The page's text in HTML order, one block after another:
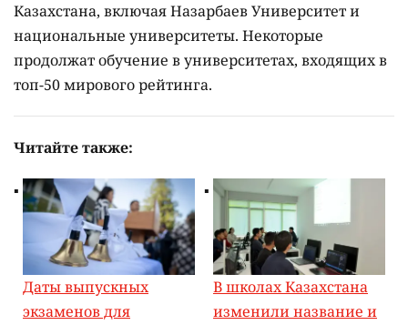
Казахстана, включая Назарбаев Университет и
национальные университеты. Некоторые
продолжат обучение в университетах, входящих в
топ-50 мирового рейтинга.
Читайте также:
Даты выпускных
экзаменов для
В школах Казахстана
изменили название и